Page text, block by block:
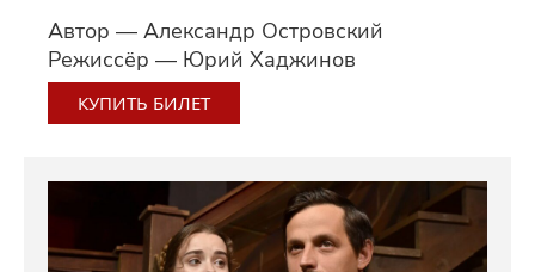
КУПИТЬ БИЛЕТ
Автор — Александр Островский
Режиссёр — Юрий Хаджинов